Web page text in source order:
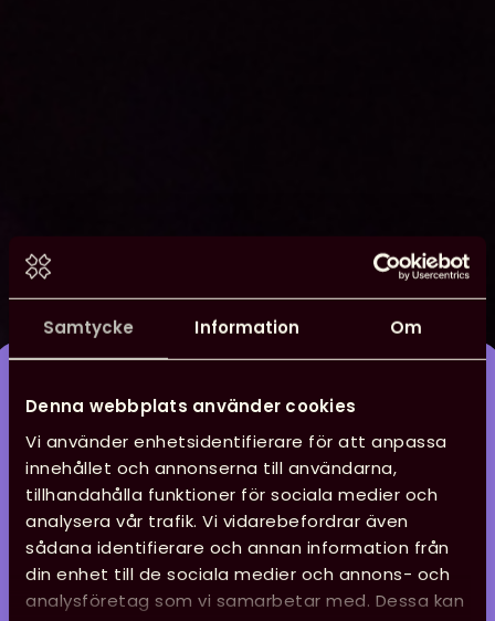
Samtycke Information Om
Denna webbplats använder cookies
Vi använder enhetsidentifierare för att anpassa
innehållet och annonserna till användarna,
tillhandahålla funktioner för sociala medier och
analysera vår trafik. Vi vidarebefordrar även
sådana identifierare och annan information från
din enhet till de sociala medier och annons- och
analysföretag som vi samarbetar med. Dessa kan
Digital posterutställning
om de globala målen
När Biblioteksdagarna 2020 ställdes in pausades
planerna för posterutställningen. Nu är den
tillbaka, i digital version, med ett antal
posterbidrag från medlemmar som tänkt om